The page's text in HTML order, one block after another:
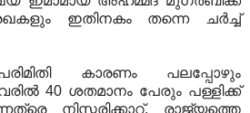
ഇതിനകം തന്നെ ചര്‍ച്ച്
കാരണം പലപ്പോഴും
40 ശതമാനം പേരും പള്ളിക്ക്
നിസ്കരിക്കാറ്. രാജ്യത്തെ